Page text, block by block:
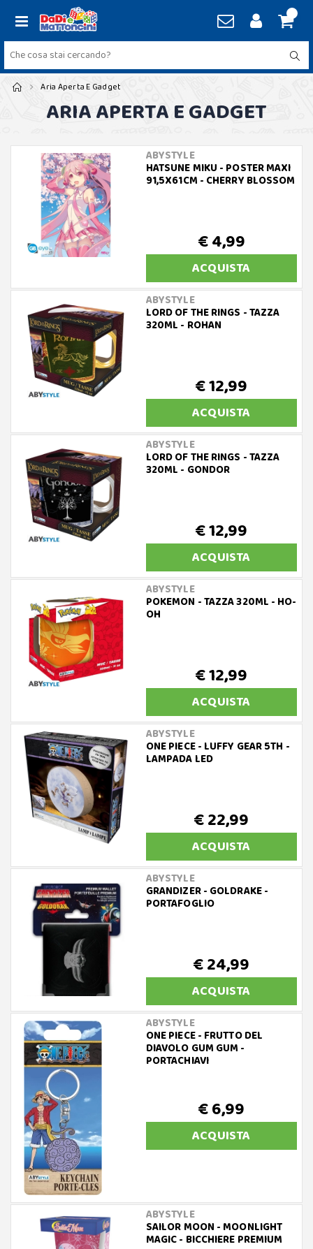
Aria Aperta E Gadget
ARIA APERTA E GADGET
ABYSTYLE
HATSUNE MIKU - POSTER MAXI
91,5X61CM - CHERRY BLOSSOM
€ 4,99
ACQUISTA
ABYSTYLE
LORD OF THE RINGS - TAZZA
320ML - ROHAN
€ 12,99
ACQUISTA
ABYSTYLE
LORD OF THE RINGS - TAZZA
320ML - GONDOR
€ 12,99
ACQUISTA
ABYSTYLE
POKEMON - TAZZA 320ML - HO-
OH
€ 12,99
ACQUISTA
ABYSTYLE
ONE PIECE - LUFFY GEAR 5TH -
LAMPADA LED
€ 22,99
ACQUISTA
ABYSTYLE
GRANDIZER - GOLDRAKE -
PORTAFOGLIO
€ 24,99
ACQUISTA
ABYSTYLE
ONE PIECE - FRUTTO DEL
DIAVOLO GUM GUM -
PORTACHIAVI
€ 6,99
ACQUISTA
ABYSTYLE
SAILOR MOON - MOONLIGHT
MAGIC - BICCHIERE PREMIUM